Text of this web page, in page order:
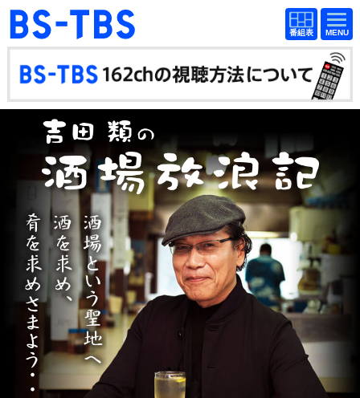
BS-TBS
番組
表
BS-TBS
番組
表
ドラマ 映画
紀行 報道
教養 スポーツ
音楽 エンタメ
アニメ ファンクラブ
検索
視聴方法 4K放送
イベント ショッピング
公式SNS プレゼント